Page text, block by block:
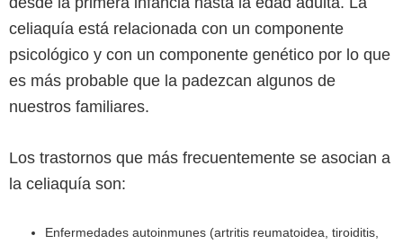
celiaquía está relacionada con un componente
psicológico y con un componente genético por lo que
es más probable que la padezcan algunos de
nuestros familiares.
Los trastornos que más frecuentemente se asocian a
la celiaquía son:
Enfermedades autoinmunes (artritis reumatoidea, tiroiditis,